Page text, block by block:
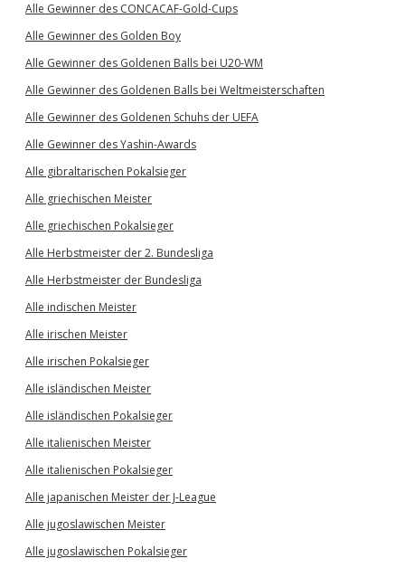
Alle Gewinner des CONCACAF-Gold-Cups
Alle Gewinner des Golden Boy
Alle Gewinner des Goldenen Balls bei U20-WM
Alle Gewinner des Goldenen Balls bei Weltmeisterschaften
Alle Gewinner des Goldenen Schuhs der UEFA
Alle Gewinner des Yashin-Awards
Alle gibraltarischen Pokalsieger
Alle griechischen Meister
Alle griechischen Pokalsieger
Alle Herbstmeister der 2. Bundesliga
Alle Herbstmeister der Bundesliga
Alle indischen Meister
Alle irischen Meister
Alle irischen Pokalsieger
Alle isländischen Meister
Alle isländischen Pokalsieger
Alle italienischen Meister
Alle italienischen Pokalsieger
Alle japanischen Meister der J-League
Alle jugoslawischen Meister
Alle jugoslawischen Pokalsieger